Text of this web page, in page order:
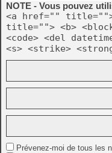
NOTE - Vous pouvez
<a href=""
title=""> <b>
<code> <del
<s> <strike>
Prévenez-moi de tous les